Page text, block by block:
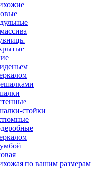
стойки
по вашим размерам